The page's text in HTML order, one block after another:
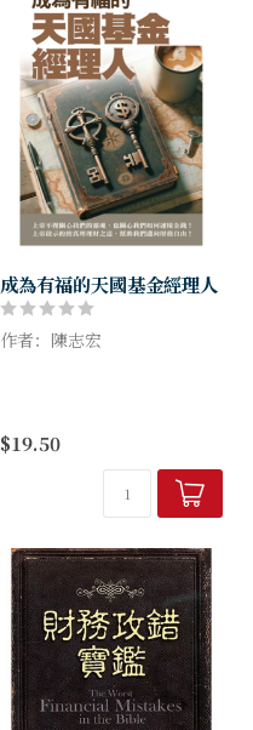
成為有福的天國基金經理人
作者：陳志宏
幫助我們邁向財務自由
陳俊英 社團法人台...
$19.50